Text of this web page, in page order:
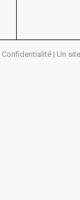
Confidentialité | Un site